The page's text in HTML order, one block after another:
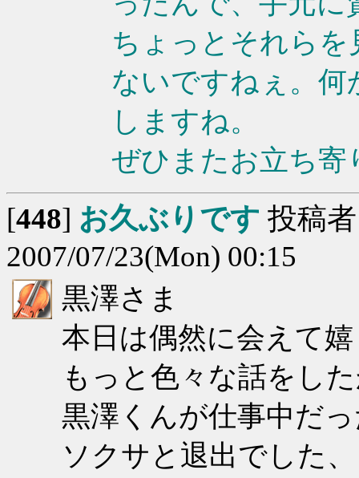
ちょっとそれら
ないですねぇ。
しますね。
ぜひまたお立ち寄
[448] お久ぶりです 投稿
2007/07/23(Mon) 00:15
黒澤さま
本日は偶然に会えて
もっと色々な話をし
黒澤くんが仕事中だ
ソクサと退出でした、